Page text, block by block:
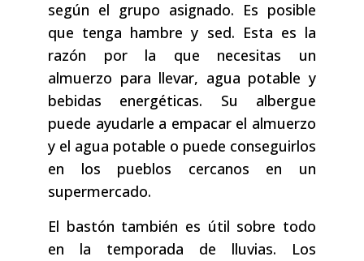
según el grupo asignado. Es posible
que tenga hambre y sed. Esta es la
razón por la que necesitas un
almuerzo para llevar, agua potable y
bebidas energéticas. Su albergue
puede ayudarle a empacar el almuerzo
y el agua potable o puede conseguirlos
en los pueblos cercanos en un
supermercado.
El bastón también es útil sobre todo
en la temporada de lluvias. Los